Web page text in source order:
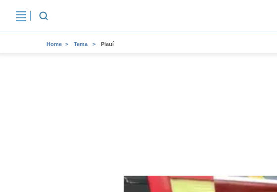
Home Tema Piauí